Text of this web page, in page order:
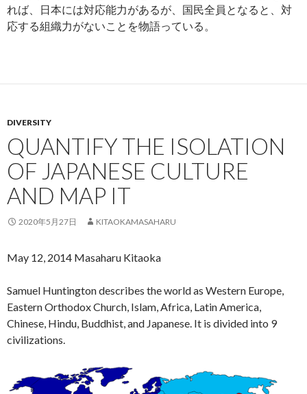
れば、日本には対応能力があるが、国民全員となると、対
応する組織力がないことを物語っている。
DIVERSITY
QUANTIFY THE ISOLATION
OF JAPANESE CULTURE
AND MAP IT
2020年5月27日 KITAOKAMASAHARU
May 12, 2014 Masaharu Kitaoka
Samuel Huntington describes the world as Western Europe,
Eastern Orthodox Church, Islam, Africa, Latin America,
Chinese, Hindu, Buddhist, and Japanese. It is divided into 9
civilizations.